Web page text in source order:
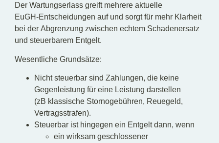
Der Wartungserlass greift mehrere aktuelle
EuGH‑Entscheidungen auf und sorgt für mehr Klarheit
bei der Abgrenzung zwischen echtem Schadenersatz
und steuerbarem Entgelt.
Wesentliche Grundsätze:
Nicht steuerbar sind Zahlungen, die keine
Gegenleistung für eine Leistung darstellen
(zB klassische Stornogebühren, Reuegeld,
Vertragsstrafen).
Steuerbar ist hingegen ein Entgelt dann, wenn
ein wirksam geschlossener